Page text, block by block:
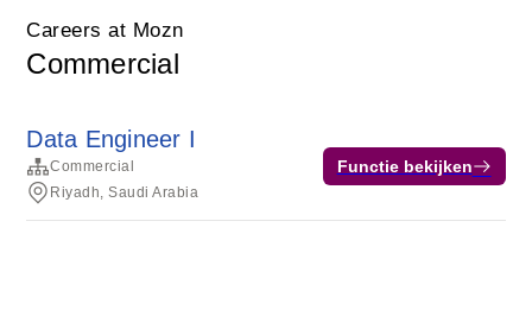
Careers at Mozn
Commercial
Data Engineer I
Commercial
Riyadh, Saudi Arabia
Functie bekijken